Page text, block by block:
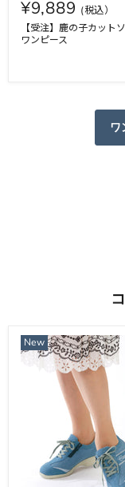
¥9,889
【受注】鹿の子カット
ワンピース
ワ
New